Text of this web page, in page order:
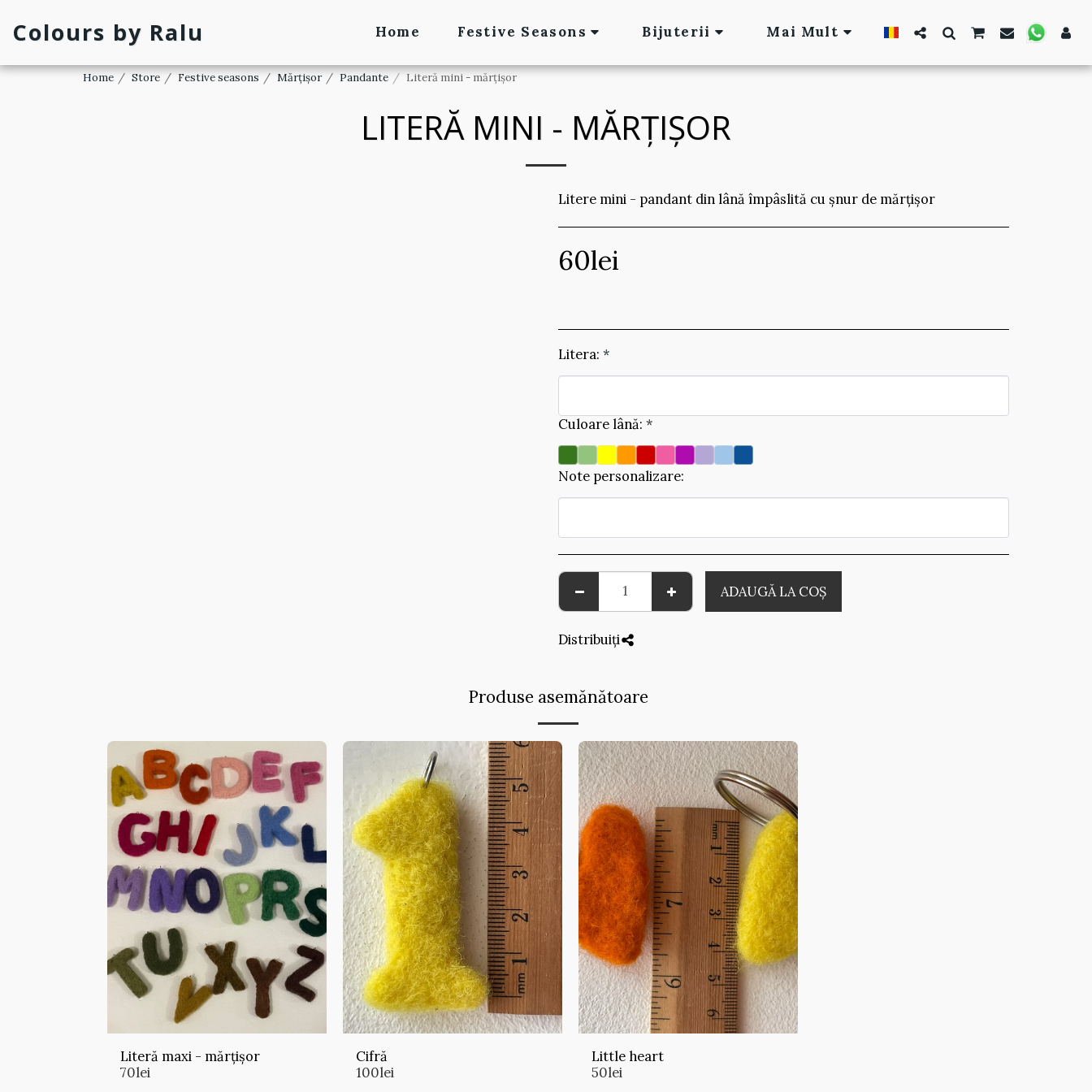
Colours by Ralu Home Festive Seasons Bijuterii Mai Mult
Home Store Festive seasons Mărțișor Pandante Literă mini - mărțișor
LITERĂ MINI - MĂRȚIȘOR
Litere mini - pandant din lână împâslită cu șnur de mărțișor
60lei
Litera: *
Culoare lână: *
Note personalizare:
ADAUGĂ LA COŞ
Distribuiți
Produse asemănătoare
Literă maxi - mărțișor
70lei
Cifră
100lei
Little heart
50lei